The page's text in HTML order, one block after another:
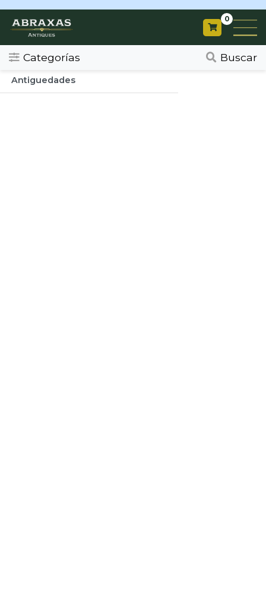
0
Categorías Buscar
Categorias
Todos
Antiguedades